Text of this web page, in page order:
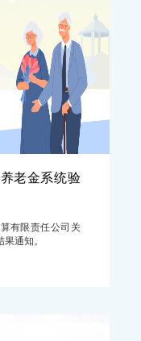
老金系统验
有限责任公司关
通知。